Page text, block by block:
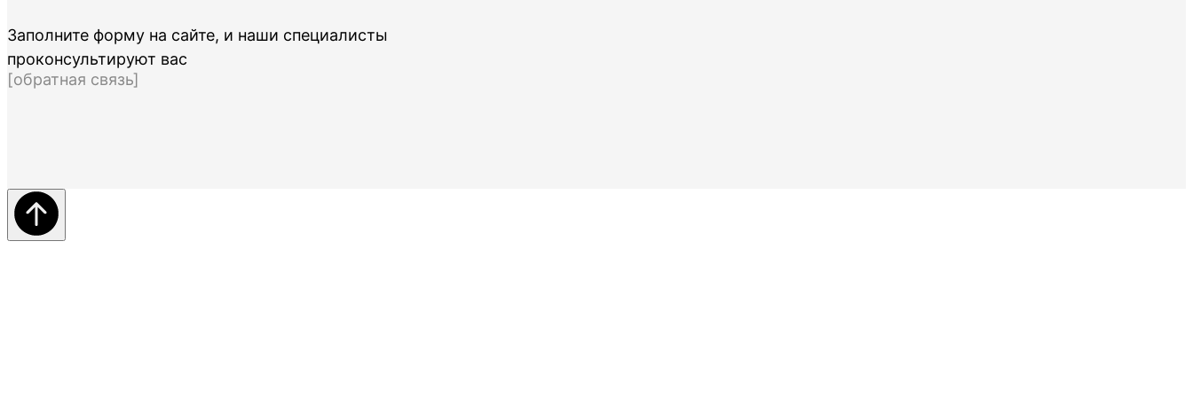
Заполните форму на сайте, и наши специалисты
проконсультируют вас
[обратная связь]